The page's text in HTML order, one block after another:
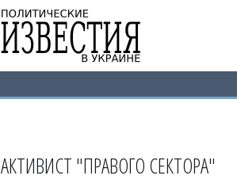
АКТИВИСТ "ПРАВОГО СЕКТОРА"